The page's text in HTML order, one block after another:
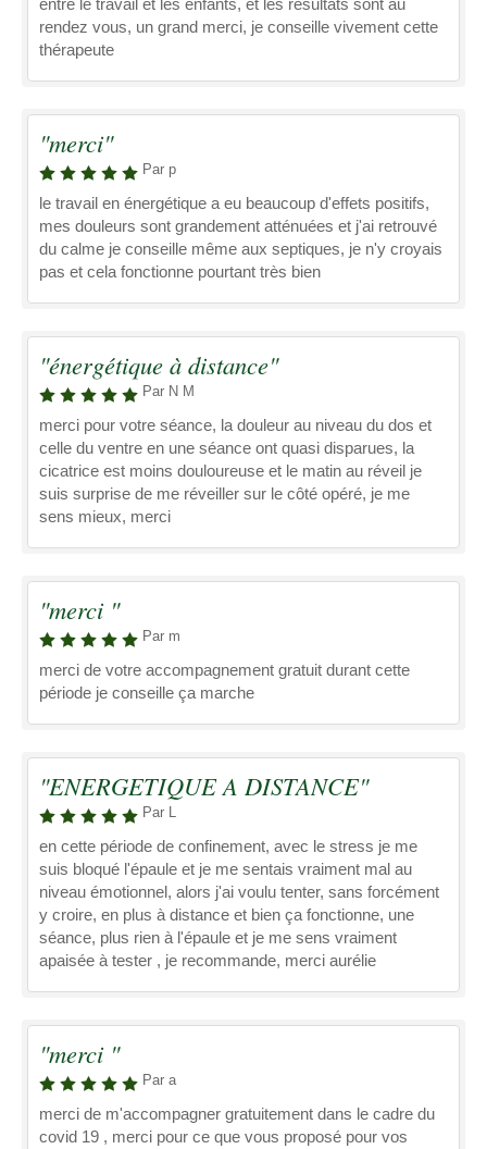
entre le travail et les enfants, et les résultats sont au
rendez vous, un grand merci, je conseille vivement cette
thérapeute
"merci"
Par p
le travail en énergétique a eu beaucoup d'effets positifs,
mes douleurs sont grandement atténuées et j'ai retrouvé
du calme je conseille même aux septiques, je n'y croyais
pas et cela fonctionne pourtant très bien
"énergétique à distance"
Par N M
merci pour votre séance, la douleur au niveau du dos et
celle du ventre en une séance ont quasi disparues, la
cicatrice est moins douloureuse et le matin au réveil je
suis surprise de me réveiller sur le côté opéré, je me
sens mieux, merci
"merci "
Par m
merci de votre accompagnement gratuit durant cette
période je conseille ça marche
"ENERGETIQUE A DISTANCE"
Par L
en cette période de confinement, avec le stress je me
suis bloqué l'épaule et je me sentais vraiment mal au
niveau émotionnel, alors j'ai voulu tenter, sans forcément
y croire, en plus à distance et bien ça fonctionne, une
séance, plus rien à l'épaule et je me sens vraiment
apaisée à tester , je recommande, merci aurélie
"merci "
Par a
merci de m'accompagner gratuitement dans le cadre du
covid 19 , merci pour ce que vous proposé pour vos